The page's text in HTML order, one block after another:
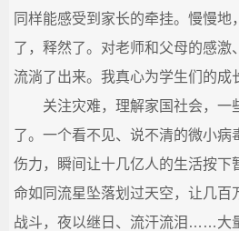
同样能感受到家长的牵挂。慢慢地
了，释然了。对老师和父母的感激
流淌了出来。我真心为学生们的成
关注灾难，理解家国社会，一
了。一个看不见、说不清的微小病
伤力，瞬间让十几亿人的生活按下
命如同流星坠落划过天空，让几百
战斗，夜以继日、流汗流泪……大